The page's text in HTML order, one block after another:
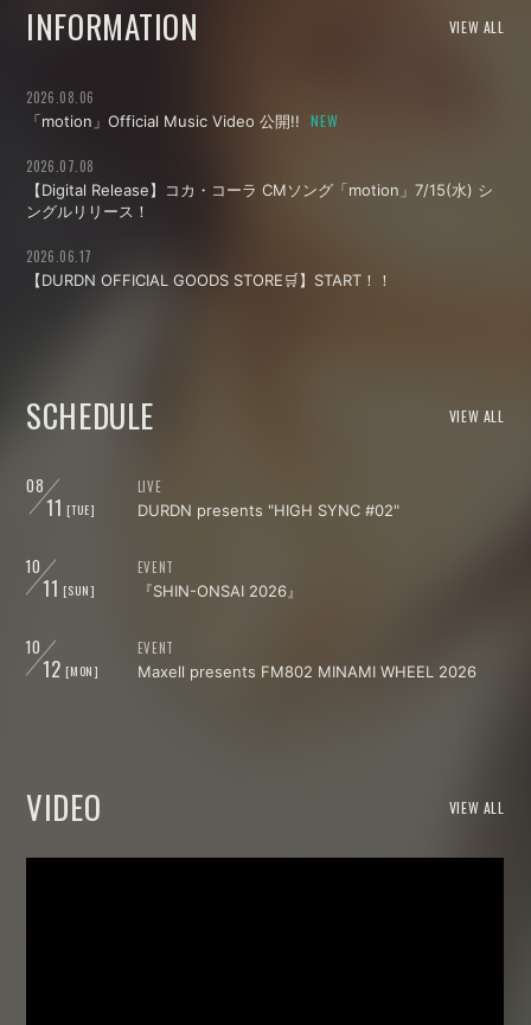
INFORMATION VIEW ALL
2026.08.06
「motion」Official Music Video 公開!!
2026.07.08
【Digital Release】コカ・コーラ CMソング「motion」7/15(水) シ
ングルリリース！
2026.06.17
【DURDN OFFICIAL GOODS STORE🛒】START！！
SCHEDULE VIEW ALL
08
11 [TUE]
LIVE
DURDN presents "HIGH SYNC #02"
10
11 [SUN]
EVENT
『SHIN-ONSAI 2026』
10
12 [MON]
EVENT
Maxell presents FM802 MINAMI WHEEL 2026
VIDEO VIEW ALL